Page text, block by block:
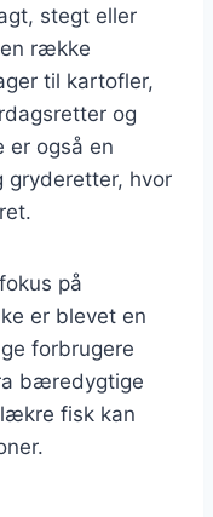
stegt eller
række
til kartofler,
og
er også en
gryderetter, hvor
på
er blevet en
forbrugere
bæredygtige
fisk kan